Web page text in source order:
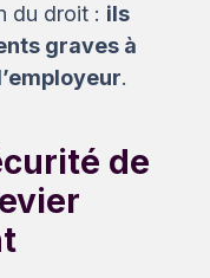
du droit : ils
graves à
.
de